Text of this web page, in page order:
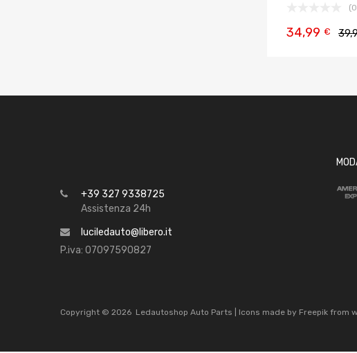
34,99 €
+39 327 9338725
Assistenza 24h
luciledauto@libero.it
P.iva: 07097590827
Copyright © 2026 Ledautoshop Auto Parts | Icons made by Freepik from